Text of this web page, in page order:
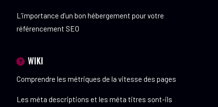
L’importance d’un bon hébergement pour votre
référencement SEO
WIKI
Comprendre les métriques de la vitesse des pages
Les méta descriptions et les méta titres sont-ils